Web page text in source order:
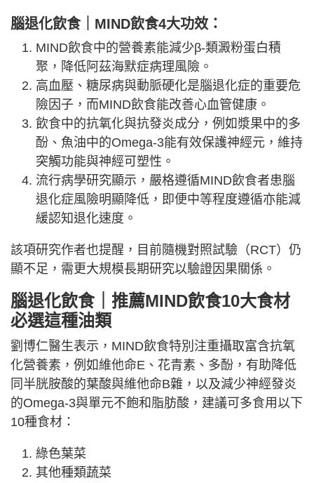
腦退化飲食｜ MIND飲食4大功效：
MIND飲食中的營養素能減少β-類澱粉蛋白積
聚，降低阿茲海默症病理風險。
高血壓、糖尿病與動脈硬化是腦退化症的重要危
險因子，而MIND飲食能改善心血管健康。
飲食中的抗氧化與抗發炎成分，例如漿果中的多
酚、魚油中的Omega-3能有效保護神經元，維持
突觸功能與神經可塑性。
流行病學研究顯示，嚴格遵循MIND飲食者患腦
退化症風險明顯降低，即便中等程度遵循亦能減
緩認知退化速度。
該項研究作者也提醒，目前隨機對照試驗（RCT）仍
顯不足，需更大規模長期研究以驗證因果關係。
腦退化飲食｜推薦MIND飲食10大食材
必選這種油類
劉博仁醫生表示，MIND飲食特別注重攝取富含抗氧
化營養素，例如維他命E、花青素、多酚，有助降低
同半胱胺酸的葉酸與維他命B雜，以及減少神經發炎
的Omega-3與單元不飽和脂肪酸，建議可多食用以下
10種食材：
綠色葉菜
其他種類蔬菜